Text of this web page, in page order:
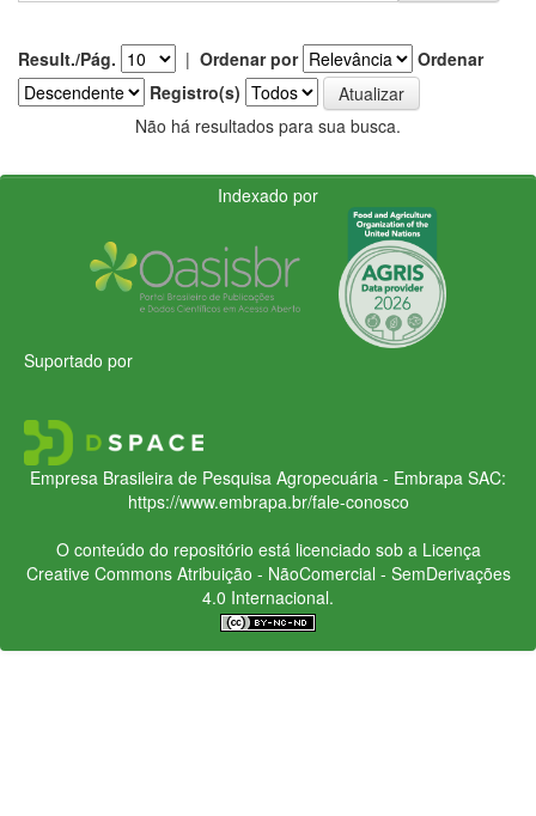
Result./Pág. | Ordenar por
Ordenar
Registro(s)
Não há resultados para sua busca.
Indexado por
Suportado por
Empresa Brasileira de Pesquisa Agropecuária - Embrapa SAC:
https://www.embrapa.br/fale-conosco
O conteúdo do repositório está licenciado sob a Licença
Creative CommonsAtribuição - NãoComercial - SemDerivações
4.0 Internacional.